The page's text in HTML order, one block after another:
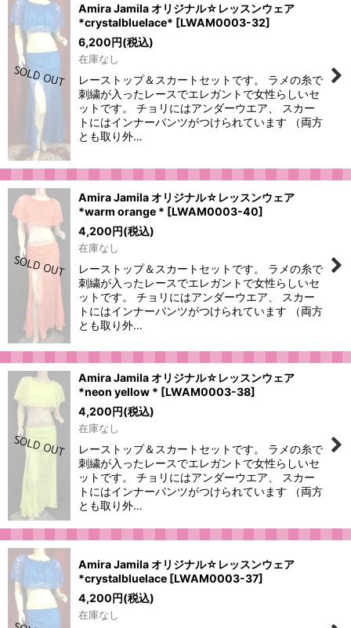
Amira Jamila オリジナル☆レッスンウェア
*crystalbluelace* [LWAM0003-32]
6,200円(税込)
在庫なし
レーストップ＆スカートセットです。 ラメの糸で
刺繍が入ったレースでエレガントで女性らしいセ
ットです。 チョリにはアンダーウエア、 スカー
トにはインナーパンツがつけられています （両方
とも取り外…
Amira Jamila オリジナル☆レッスンウェア
*warm orange * [LWAM0003-40]
4,200 円(税込)
在庫なし
レーストップ＆スカートセットです。 ラメの糸で
刺繍が入ったレースでエレガントで女性らしいセ
ットです。 チョリにはアンダーウエア、 スカー
トにはインナーパンツがつけられています （両方
とも取り外…
Amira Jamila オリジナル☆レッスンウェア
*neon yellow * [LWAM0003-38]
4,200円(税込)
在庫なし
レーストップ＆スカートセットです。 ラメの糸で
刺繍が入ったレースでエレガントで女性らしいセ
ットです。 チョリにはアンダーウエア、 スカー
トにはインナーパンツがつけられています （両方
とも取り外…
Amira Jamila オリジナル☆レッスンウェア
*crystalbluelace [LWAM0003-37]
4,200円(税込)
在庫なし